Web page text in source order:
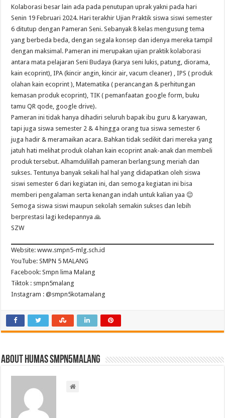
Kolaborasi besar lain ada pada penutupan uprak yakni pada hari
Senin 19 Februari 2024. Hari terakhir Ujian Praktik siswa siswi semester
6 ditutup dengan Pameran Seni. Sebanyak 8 kelas mengusung tema
yang berbeda beda, dengan segala konsep dan idenya mereka tampil
dengan maksimal. Pameran ini merupakan ujian praktik kolaborasi
antara mata pelajaran Seni Budaya (karya seni lukis, patung, diorama,
kain ecoprint), IPA (kincir angin, kincir air, vacum cleaner) , IPS ( produk
olahan kain ecoprint ), Matematika ( perancangan & perhitungan
kemasan produk ecoprint), TIK ( pemanfaatan google form, buku
tamu QR qode, google drive).
Pameran ini tidak hanya dihadiri seluruh bapak ibu guru & karyawan,
tapi juga siswa semester 2 & 4 hingga orang tua siswa semester 6
juga hadir & meramaikan acara. Bahkan tidak sedikit dari mereka yang
jatuh hati melihat produk olahan kain ecoprint anak-anak dan membeli
produk tersebut. Alhamdulillah pameran berlangsung meriah dan
sukses. Tentunya banyak sekali hal hal yang didapatkan oleh siswa
siswi semester 6 dari kegiatan ini, dan semoga kegiatan ini bisa
memberi pengalaman serta kenangan indah untuk kalian yaa 😌
Semoga siswa siswi maupun sekolah semakin sukses dan lebih
berprestasi lagi kedepannya 🙏
SZW
Website: www.smpn5-mlg.sch.id
YouTube: SMPN 5 MALANG
Facebook: Smpn lima Malang
Tiktok : smpn5malang
Instagram : @smpn5kotamalang
About HUMAS SMPN5MALANG